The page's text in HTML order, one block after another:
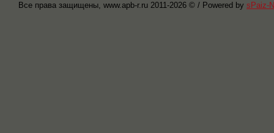
Все права защищены, www.apb-r.ru 2011-2026 © / Powered by sPaiz-